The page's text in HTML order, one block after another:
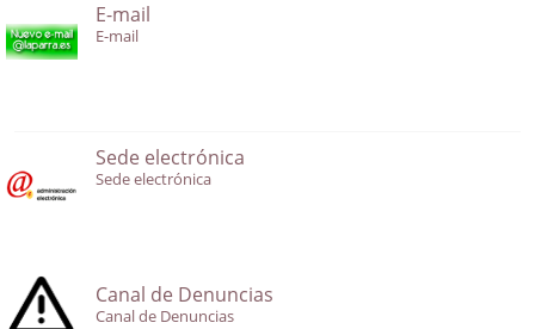
E-mail
E-mail
Sede electrónica
Sede electrónica
Canal de Denuncias
Canal de Denuncias